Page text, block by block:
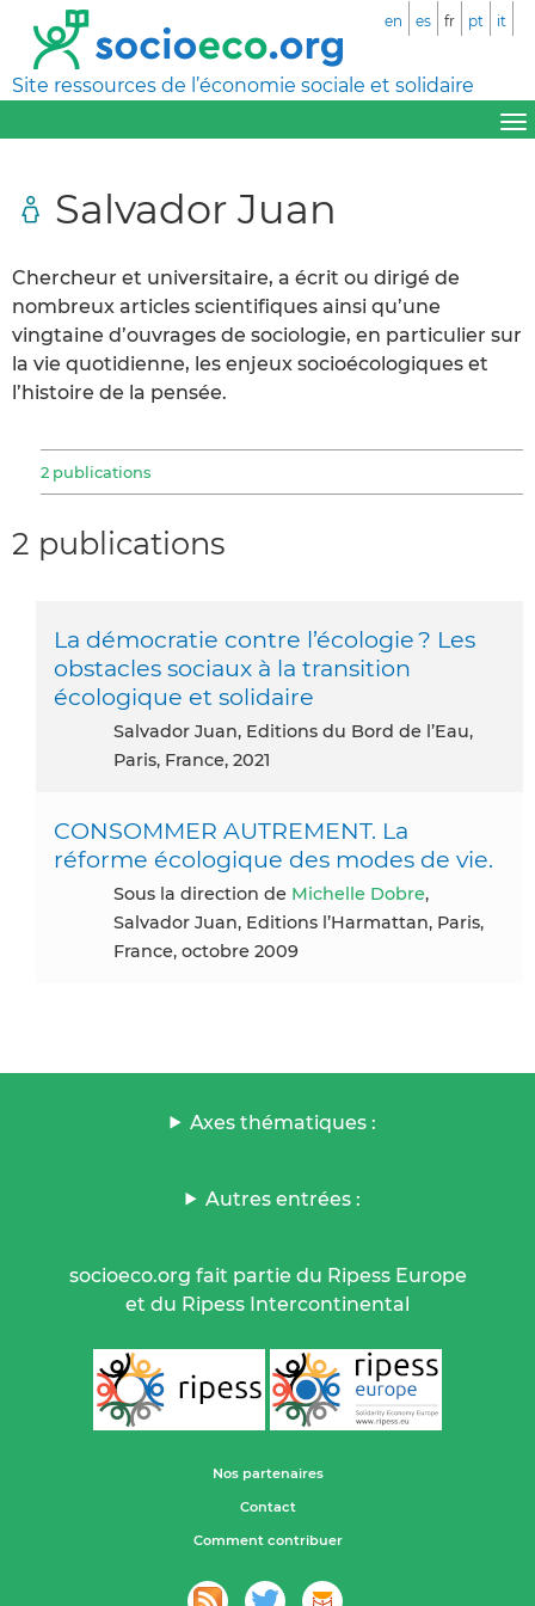
Site ressources de l’économie sociale et solidaire
en es fr pt it
Salvador Juan
Chercheur et universitaire, a écrit ou dirigé de
nombreux articles scientifiques ainsi qu’une
vingtaine d’ouvrages de sociologie, en particulier sur
la vie quotidienne, les enjeux socioécologiques et
l’histoire de la pensée.
2 publications
2 publications
La démocratie contre l’écologie ? Les
obstacles sociaux à la transition
écologique et solidaire
Salvador Juan, Editions du Bord de l’Eau,
Paris, France, 2021
CONSOMMER AUTREMENT. La
réforme écologique des modes de vie.
Sous la direction de Michelle Dobre,
Salvador Juan, Editions l’Harmattan, Paris,
France, octobre 2009
Axes thématiques :
Autres entrées :
socioeco.org fait partie du Ripess Europe
et du Ripess Intercontinental
Nos partenaires
Contact
Comment contribuer